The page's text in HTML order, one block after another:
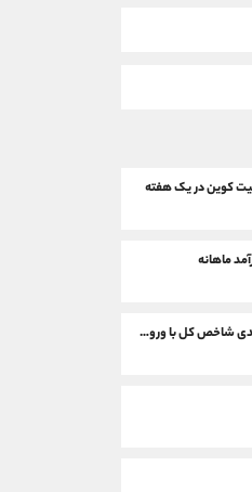
بورس 9 تیر 1405؛ رشد 68 هزار واحدی شاخص کل با ورود 3 همت پول حقیقی